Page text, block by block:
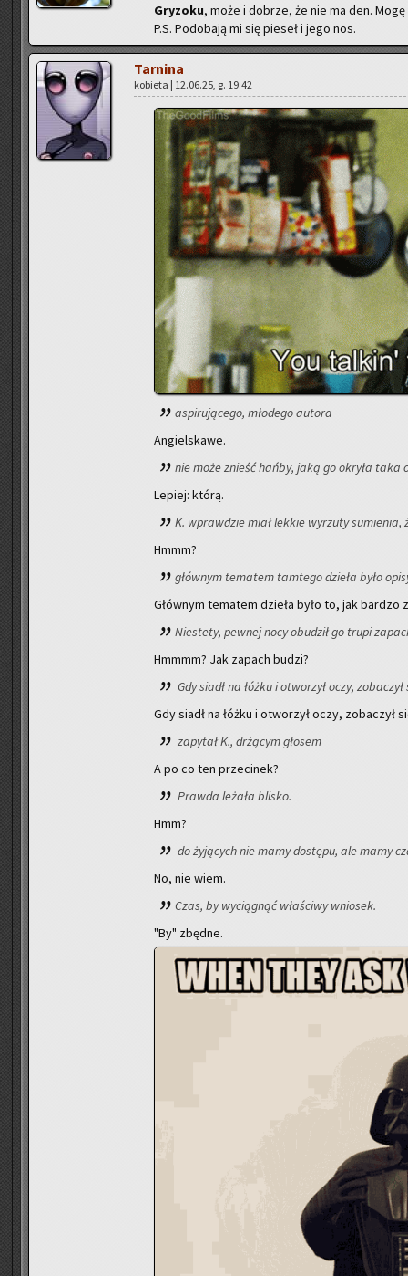
Gry­zo­ku, może i do­brze, że nie ma den.
P.S. Po­do­ba­ją mi się pie­seł i jego nos.
Tar­ni­na
ko­bie­ta | 12.06.25, g. 19:42
aspi­ru­ją­ce­go, mło­de­go au­to­ra
An­giel­ska­we.
nie może znieść hańby, jaką go okry­ła taka
Le­piej: którą.
K. wpraw­dzie miał lek­kie wy­rzu­ty su­mie­nia,
Hmmm?
głów­nym te­ma­tem tam­te­go dzie­ła było
Głów­nym te­ma­tem dzie­ła było to, jak bar­dzo
Nie­ste­ty, pew­nej nocy obu­dził go trupi
Hmmmm? Jak za­pach budzi?
Gdy siadł na łóżku i otwo­rzył oczy,
Gdy siadł na łóżku i otwo­rzył oczy, zo­ba­czył
za­py­tał K., drżą­cym gło­sem
A po co ten prze­ci­nek?
Praw­da le­ża­ła bli­sko.
Hmm?
do ży­ją­cych nie mamy do­stę­pu, ale mamy
No, nie wiem.
Czas, by wy­cią­gnąć wła­ści­wy wnio­sek.
"By" zbęd­ne.